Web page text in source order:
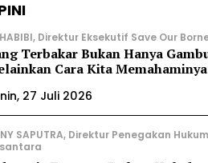
Direktur Eksekutif Save Our
Terbakar Bukan Hanya
Cara Kita Memahaminya
27 Juli 2026
SAPUTRA, Direktur Penegakan